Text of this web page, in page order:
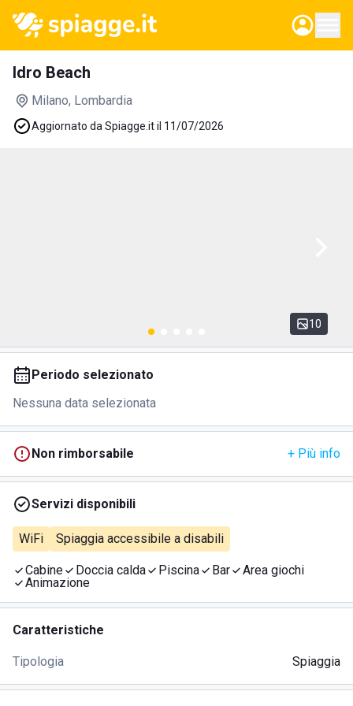
Idro Beach
Milano, Lombardia
Aggiornato da Spiagge.it il 11/07/2026
10
Periodo selezionato
Nessuna data selezionata
Non rimborsabile + Più info
Servizi disponibili
WiFi Spiaggia accessibile a disabili
Cabine Doccia calda Piscina Bar
Area giochi
Animazione
Caratteristiche
Tipologia Spiaggia